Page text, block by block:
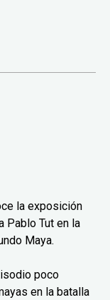
la exposición
Pablo Tut en la
Maya.
poco
en la batalla